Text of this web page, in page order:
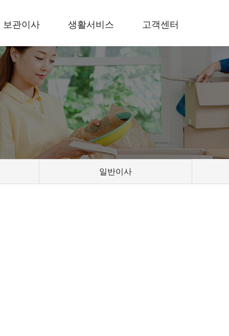
보관이사 생활서비스 고객센터
일반이사